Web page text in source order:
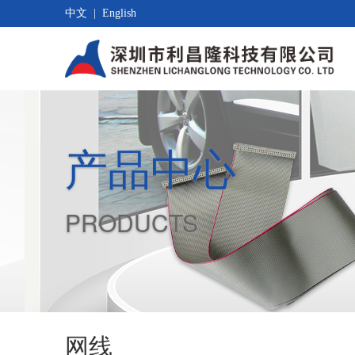
中文 English
产品中心
PRODUCTS
网线